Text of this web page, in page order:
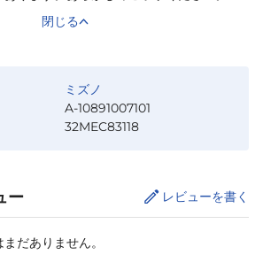
閉じる
ミズノ
A-10891007101
32MEC83118
ー レビューを書く
だありません。